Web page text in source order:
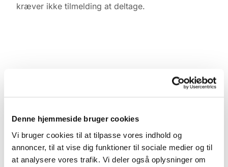
Denne hjemmeside bruger cookies
Vi bruger cookies til at tilpasse vores indhold og
annoncer, til at vise dig funktioner til sociale medier og til
at analysere vores trafik. Vi deler også oplysninger om
kræver ikke tilmelding at deltage.